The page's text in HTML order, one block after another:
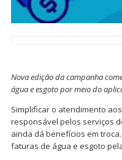
Nova edição da campanha
água e esgoto por meio do
Simplificar o atendimento
responsável pelos serviços
ainda dá benefícios em
faturas de água e esgoto